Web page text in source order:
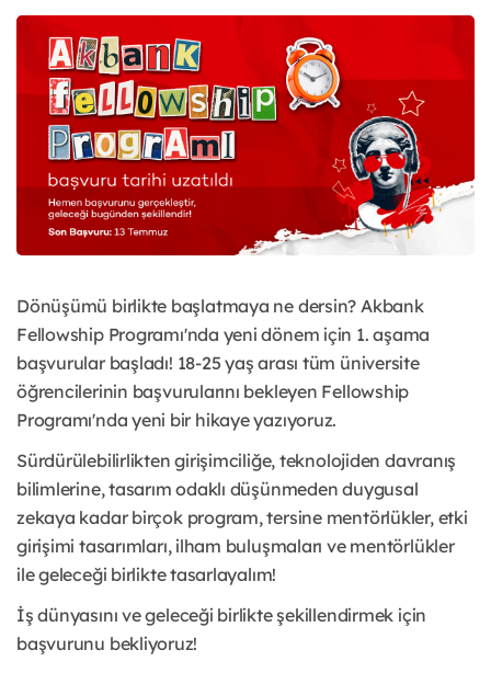
Dönüşümü birlikte başlatmaya ne dersin? Akbank
Fellowship Programı'nda yeni dönem için 1. aşama
başvurular başladı! 18-25 yaş arası tüm üniversite
öğrencilerinin başvurularını bekleyen Fellowship
Programı'nda yeni bir hikaye yazıyoruz.
Sürdürülebilirlikten girişimciliğe, teknolojiden davranış
bilimlerine, tasarım odaklı düşünmeden duygusal
zekaya kadar birçok program, tersine mentörlükler, etki
girişimi tasarımları, ilham buluşmaları ve mentörlükler
ile geleceği birlikte tasarlayalım!
İş dünyasını ve geleceği birlikte şekillendirmek için
başvurunu bekliyoruz!